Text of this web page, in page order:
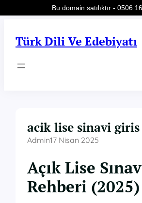
Türk Dili Ve Edebiyatı
acik lise sinavi giris
Admin17 Nisan 2025
Açık Lise
Rehberi (2025)
Bu domain satılıktır - 0506